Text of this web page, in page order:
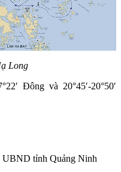
Long
Đông và 20°45′-20°50′
UBND tỉnh Quảng Ninh